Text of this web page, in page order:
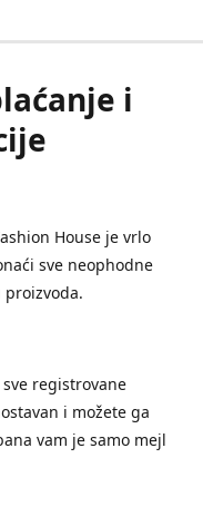
i
House je vrlo
sve neophodne
registrovane
i možete ga
vam je samo mejl